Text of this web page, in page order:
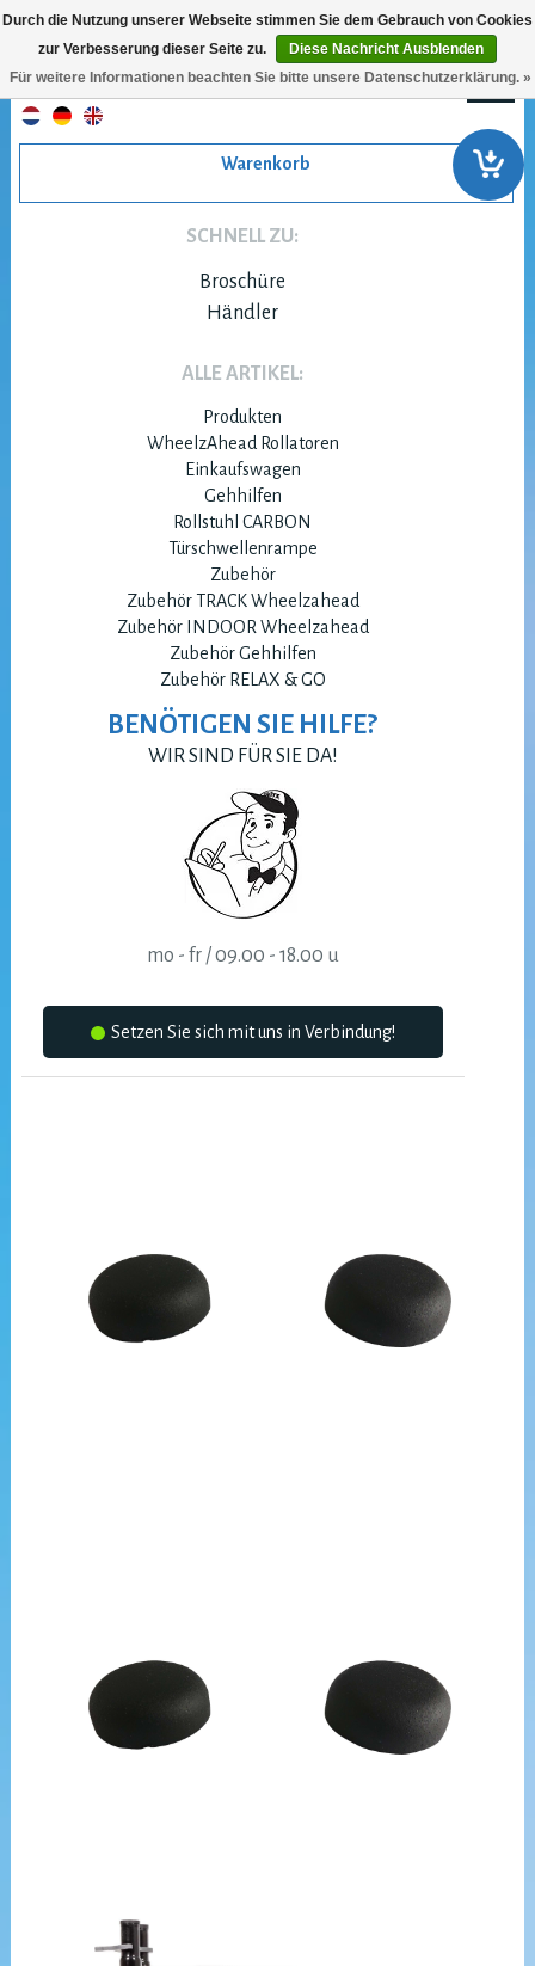
Warenkorb
SCHNELL ZU:
Broschüre
Händler
ALLE ARTIKEL:
Produkten
WheelzAhead Rollatoren
Einkaufswagen
Gehhilfen
Rollstuhl CARBON
Türschwellenrampe
Zubehör
Zubehör TRACK Wheelzahead
Zubehör INDOOR Wheelzahead
Zubehör Gehhilfen
Zubehör RELAX & GO
BENÖTIGEN SIE HILFE?
WIR SIND FÜR SIE DA!
mo - fr / 09.00 - 18.00 u
Setzen Sie sich mit uns in Verbindung!
Durch die Nutzung unserer Webseite stimmen Sie dem Gebrauch von Cookies
zur Verbesserung dieser Seite zu.
Diese Nachricht Ausblenden
Für weitere Informationen beachten Sie bitte unsere Datenschutzerklärung. »